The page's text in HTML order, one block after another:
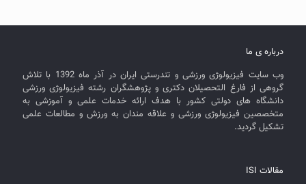
درباره ی ما
وب سایت فیزیولوژی ورزشی و تندرستی ایران در آذر ماه 1392 با تلاش
گروهی از فارغ التحصیلان دکتری و پژوهشگران رشته فیزیولوژی ورزشی
دانشگاه های دولتی کشور با هدف ارائه خدمات علمی و آموزشی به
متخصصین فیزیولوژی ورزشی و علاقه مندان به ورزش و مطالعات علمی
تشکیل گردید.
مقالات ISI